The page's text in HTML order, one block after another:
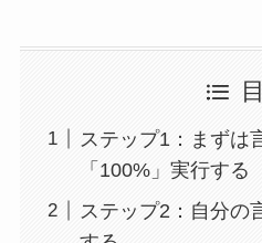
ステップ1：まずは
「100%」実行する
ステップ2：自分の